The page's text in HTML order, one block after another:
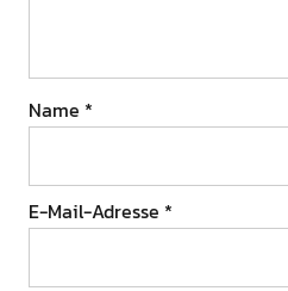
Name *
E-Mail-Adresse *